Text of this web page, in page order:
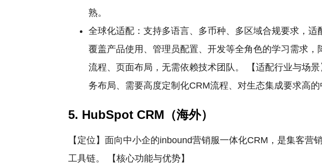
熟。
全球化适配：支持多语言、多币种、多区域合规要求，
覆盖产品使用、管理员配置、开发等全角色的学习需求
流程、页面布局，无需依赖技术团队。 【适配行业与场
务布局、需要高度定制化CRM流程、对生态集成要求高
5. HubSpot CRM（海外）
【定位】面向中小企的inbound营销服一体化CRM，是集客
工具链。 【核心功能与优势】